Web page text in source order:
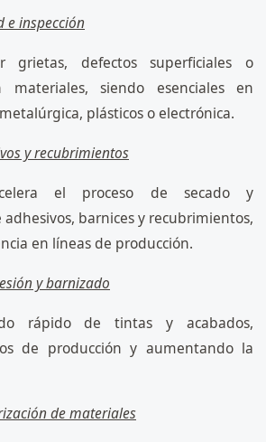
e inspección
grietas, defectos superficiales o
materiales, siendo esenciales en
plásticos o electrónica.
y recubrimientos
el proceso de secado y
barnices y recubrimientos,
en líneas de producción.
y barnizado
rápido de tintas y acabados,
de producción y aumentando la
de materiales